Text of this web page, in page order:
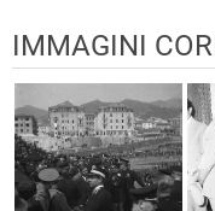
IMMAGINI